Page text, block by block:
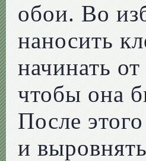
обои. Во
наносить
начинать
чтобы она
После
и